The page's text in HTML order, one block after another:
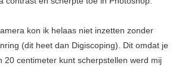
kon ik helaas niet inzetten zonder
(dit heet dan Digiscoping). Dit omdat je
20 centimeter kunt scherpstellen werd mij